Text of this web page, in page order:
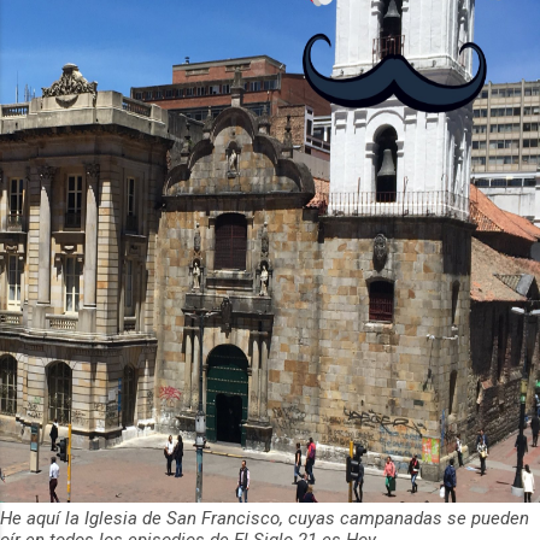
2012 y cuenta con más de 37 millones
de usuarios activos diarios. Desde 2022,
ha empeza...
He aquí la Iglesia de San Francisco, cuyas campanadas se pueden